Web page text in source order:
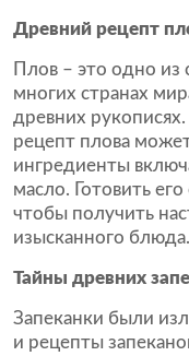
Древний рецепт
Плов – это одно
многих странах
древних
рецепт плова
ингредиенты
масло. Готовить
чтобы получить
изысканного блюда.
Тайны древних
Запеканки были
и рецепты